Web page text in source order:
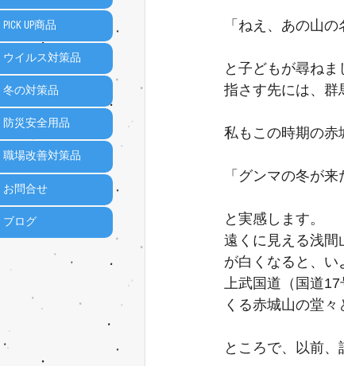
「ねえ、あの山
と子どもが尋ねま
指さす先には、群
私もこの時期の赤
「グンマの冬が来
と実感します。
遠くに見える浅間
が白くなると、い
上武国道（国道
くる赤城山の堂々
ところで、以前、
PICK UP商品
ウイルス対策品
冬の対策品
防災安全用品
職場改善対策品
お問合せ
ブログ